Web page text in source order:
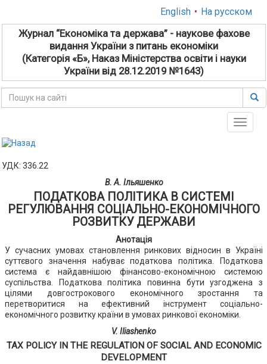
English • На русском
Журнал “Економіка та держава” - наукове фахове
видання України з питань економіки
(Категорія «Б», Наказ Міністерства освіти і науки
України від 28.12.2019 №1643)
Toggle
УДК: 336.22
В. А. Ільяшенко
ПОДАТКОВА ПОЛІТИКА В СИСТЕМІ
РЕГУЛЮВАННЯ СОЦІАЛЬНО-ЕКОНОМІЧНОГО
РОЗВИТКУ ДЕРЖАВИ
Анотація
У сучасних умовах становлення ринкових відносин в Україні
суттєвого значення набуває податкова політика. Податкова
система є найдавнішою фінансово-економічною системою
суспільства. Податкова політика повинна бути узгоджена з
цілями довгострокового економічного зростання та
перетворитися на ефективний інструмент соціально-
економічного розвитку країни в умовах ринкової економіки.
V. Iliashenko
TAX POLICY IN THE REGULATION OF SOCIAL AND ECONOMIC
DEVELOPMENT